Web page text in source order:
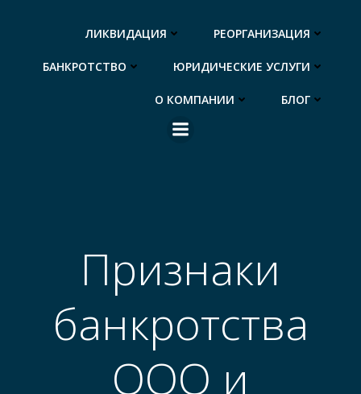
ЛИКВИДАЦИЯ РЕОРГАНИЗАЦИЯ
БАНКРОТСТВО ЮРИДИЧЕСКИЕ УСЛУГИ
О КОМПАНИИ БЛОГ
Признаки
банкротства
ООО и